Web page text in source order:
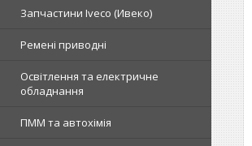
Запчастини Iveco (Ивеко)
Ремені приводні
Освітлення та електричне
обладнання
ПММ та автохімія